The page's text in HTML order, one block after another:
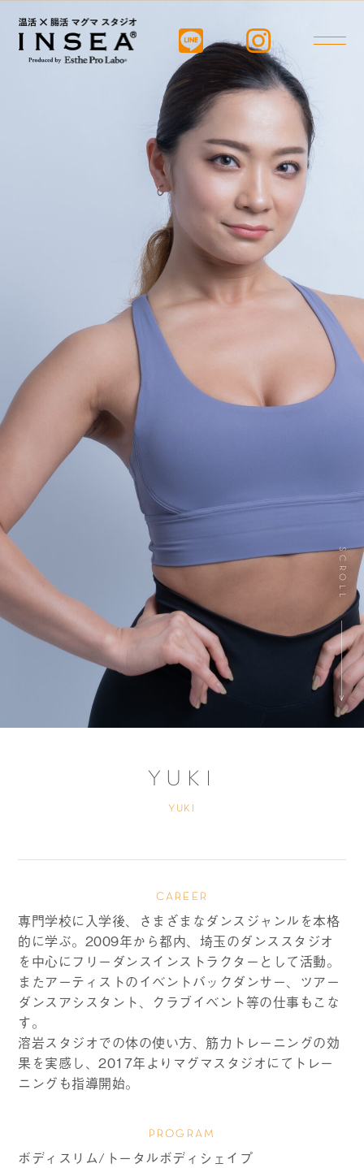
SCROLL
YUKI
YUKI
CAREER
専門学校に入学後、さまざまなダンスジャンルを本格
的に学ぶ。2009年から都内、埼玉のダンススタジオ
を中心にフリーダンスインストラクターとして活動。
またアーティストのイベントバックダンサー、ツアー
ダンスアシスタント、クラブイベント等の仕事もこな
す。
溶岩スタジオでの体の使い方、筋力トレーニングの効
果を実感し、2017年よりマグマスタジオにてトレー
ニングも指導開始。
PROGRAM
ボディスリム/トータルボディシェイプ